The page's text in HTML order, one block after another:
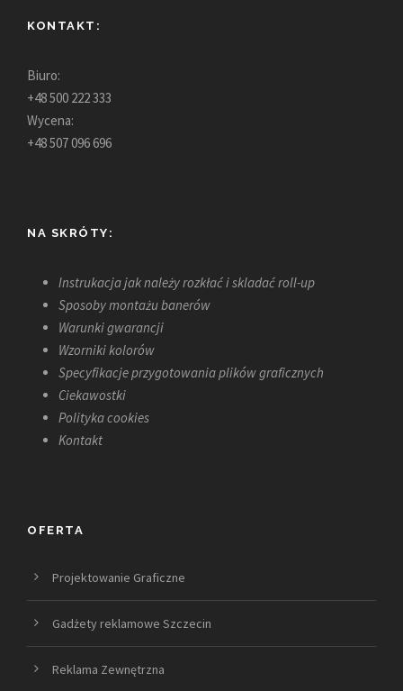
KONTAKT:
Biuro:
+48 500 222 333
Wycena:
+48 507 096 696
NA SKRÓTY:
Instrukacja jak należy rozkłać i skladać roll-up
Sposoby montażu banerów
Warunki gwarancji
Wzorniki kolorów
Specyfikacje przygotowania plików graficznych
Ciekawostki
Polityka cookies
Kontakt
OFERTA
Projektowanie Graficzne
Gadżety reklamowe Szczecin
Reklama Zewnętrzna